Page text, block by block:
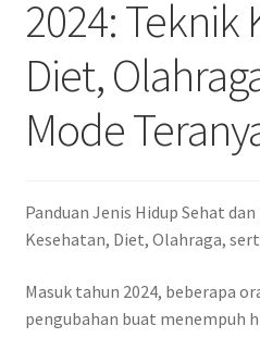
Privacy Policy
Sitemap
2024: Teknik
Diet,
Mode
Panduan Jenis Hidup Sehat
Kesehatan, Diet, Olahraga,
Masuk tahun 2024, beberapa
pengubahan buat menempuh